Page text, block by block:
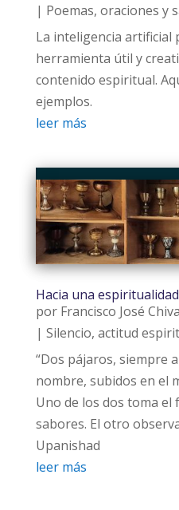
| Poemas, oraciones y
La inteligencia artificial
herramienta útil y
contenido espiritual.
ejemplos.
leer más
Hacia una
por Francisco José
| Silencio, actitud
“Dos pájaros, siempre
nombre, subidos en el
Uno de los dos toma
sabores. El otro
Upanishad
leer más